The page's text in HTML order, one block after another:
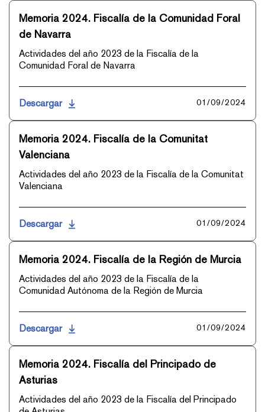
Memoria 2024. Fiscalía de la Comunidad Foral
de Navarra
Actividades del año 2023 de la Fiscalía de la
Comunidad Foral de Navarra
Descargar 01/09/2024
Memoria 2024. Fiscalía de la Comunitat
Valenciana
Actividades del año 2023 de la Fiscalía de la Comunitat
Valenciana
Descargar 01/09/2024
Memoria 2024. Fiscalía de la Región de Murcia
Actividades del año 2023 de la Fiscalía de la
Comunidad Autónoma de la Región de Murcia
Descargar 01/09/2024
Memoria 2024. Fiscalía del Principado de
Asturias
Actividades del año 2023 de la Fiscalía del Principado